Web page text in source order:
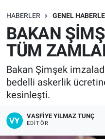
HABERLER GENEL
BAKAN
TÜM
Bakan Şimşek
bedelli askerlik
kesinleşti.
VASFIYE YILMAZ TUNÇ
EDITÖR